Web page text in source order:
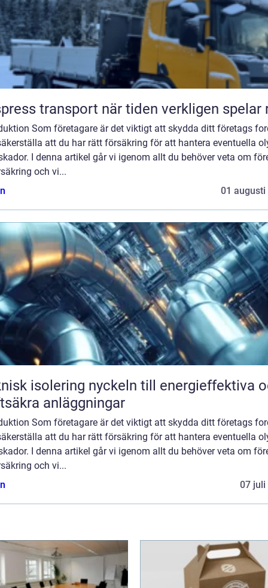
Ekspress transport när tiden verkligen
Som företagare är det viktigt att skydda ditt företags
att du har rätt försäkring för att hantera eventuella
I denna artikel går vi igenom allt du behöver veta om
och vi...
01 augusti
nyckeln till energieffektiva och
anläggningar
Som företagare är det viktigt att skydda ditt företags
att du har rätt försäkring för att hantera eventuella
I denna artikel går vi igenom allt du behöver veta om
och vi...
07 juli